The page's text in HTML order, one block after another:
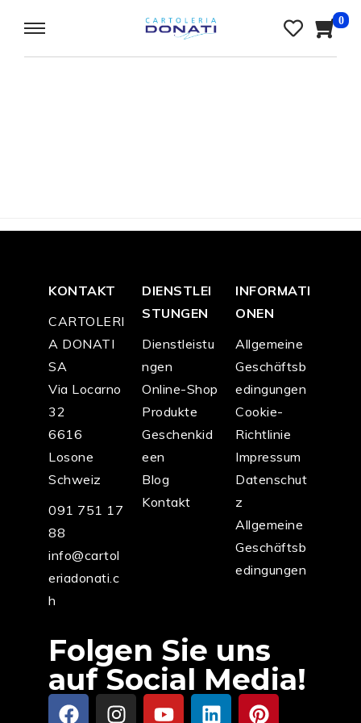
0
KONTAKT
CARTOLERI
A DONATI
SA
Via Locarno
32
6616
Losone
Schweiz
091 751 17
88
info@cartol
eriadonati.c
h
DIENSTLEI
STUNGEN
Dienstleistu
ngen
Online-Shop
Produkte
Geschenkid
een
Blog
Kontakt
INFORMATI
ONEN
Allgemeine
Geschäftsb
edingungen
Cookie-
Richtlinie
Impressum
Datenschut
z
Allgemeine
Geschäftsb
edingungen
Folgen Sie uns
auf Social Media!